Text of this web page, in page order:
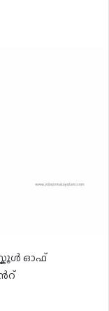
സ്കൂൾ ഓഫ്